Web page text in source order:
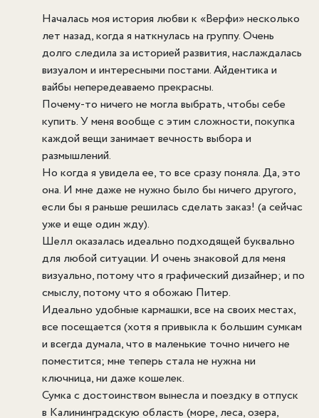
Началась моя история любви к «Верфи» несколько
лет назад, когда я наткнулась на группу. Очень
долго следила за историей развития, наслаждалась
визуалом и интересными постами. Айдентика и
вайбы непередеаваемо прекрасны.
Почему-то ничего не могла выбрать, чтобы себе
купить. У меня вообще с этим сложности, покупка
каждой вещи занимает вечность выбора и
размышлений.
Но когда я увидела ее, то все сразу поняла. Да, это
она. И мне даже не нужно было бы ничего другого,
если бы я раньше решилась сделать заказ! (а сейчас
уже и еще один жду).
Шелл оказалась идеально подходящей буквально
для любой ситуации. И очень знаковой для меня
визуально, потому что я графический дизайнер; и по
смыслу, потому что я обожаю Питер.
Идеально удобные кармашки, все на своих местах,
все посещается (хотя я привыкла к большим сумкам
и всегда думала, что в маленькие точно ничего не
поместится; мне теперь стала не нужна ни
ключница, ни даже кошелек.
Сумка с достоинством вынесла и поездку в отпуск
в Калининградскую область (море, леса, озера,